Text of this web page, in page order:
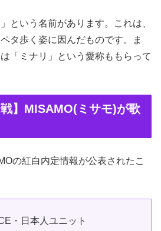
という名前があります。これは、
タ歩く姿に因んだものです。ま
「ミナリ」という愛称ももらって
戦】MISAMO(ミサモ)が歌
の紅白内定情報が公表されたこ
・日本人ユニット